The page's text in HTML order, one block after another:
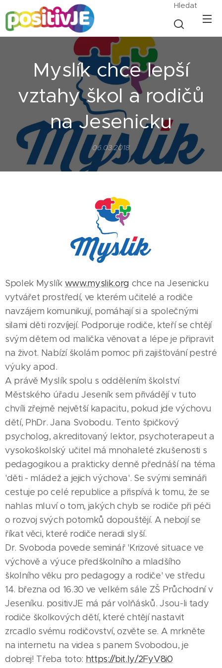
Hledat
Myslík chce lepší
vztahy škol a rodičů
na Jesenicku
06.03.2018
Spolek Myslík www.myslik.org chce na Jesenicku
vytvářet prostředí, ve kterém učitelé a rodiče
navzájem komunikují, pomáhají si a společnými
silami děti rozvíjejí. Podporuje rodiče, kteří se chtějí
svým dětem od malička věnovat a lépe je připravit
na život. Nabízí školám pomoc při zajišťování pestré
výuky apod.
A právě Myslík spolu s oddělením školství
Městského úřadu Jeseník sem přivádějí v tuto
chvíli zřejmě největší kapacitu, pokud jde výchovu
dětí, PhDr. Jana Svobodu. Tento špičkový
psycholog, akreditovaný lektor, psychoterapeut a
vysokoškolský učitel má mnohaleté zkušenosti s
pedagogikou a prakticky denně přednáší na téma
'děti - mládež a jejich výchova'. Se svými semináři
cestuje po celé republice a přispívá k tomu, že se
nahlas mluví o tom, jakých chyb se rodiče při péči
o rozvoj svých potomků dopouštějí. A nebojí se
říkat věci, které rodiče neradi slyší.
Dr. Svoboda povede seminář 'Krizové situace ve
výchově a výuce předškolního a mladšího
školního věku pro pedagogy a rodiče' ve středu
14. března od 16.30 ve velkém sále ZŠ Průchodní v
Jeseníku. positivJE má pár volňásků. Jsou-li tady
rodiče školkových dětí, které chtějí nastavit
zrcadlo svému rodičovství, ozvěte se. A mrkněte
na internetu na videa s panem Svobodou, je
dobrej! Třeba toto: https://bit.ly/2FyV8i0